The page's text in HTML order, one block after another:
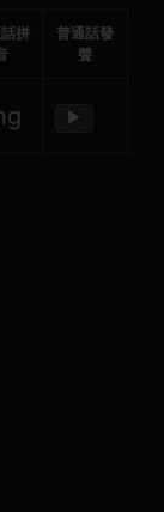
拼
普通話發
聲
▶